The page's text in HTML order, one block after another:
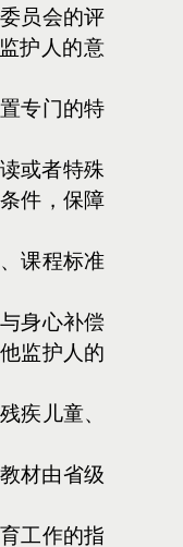
员会的评
护人的意
专门的特
或者特殊
件，保障
课程标准
身心补偿
监护人的
疾儿童、
材由省级
工作的指